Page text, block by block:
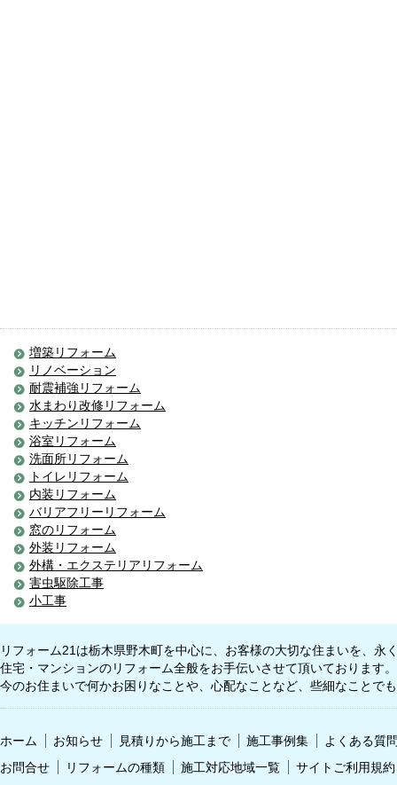
増築リフォーム
リノベーション
耐震補強リフォーム
水まわり改修リフォーム
キッチンリフォーム
浴室リフォーム
洗面所リフォーム
トイレリフォーム
内装リフォーム
バリアフリーリフォーム
窓のリフォーム
外装リフォーム
外構・エクステリアリフォーム
害虫駆除工事
小工事
リフォーム21は栃木県野木町を中心に、お客様の大切な住まいを、永
住宅・マンションのリフォーム全般をお手伝いさせて頂いております。
今のお住まいで何かお困りなことや、心配なことなど、些細なことで
ホーム お知らせ 見積りから施工まで 施工事例集
よくある質
お問合せ
リフォームの種類 施工対応地域一覧 サイトご利用規約